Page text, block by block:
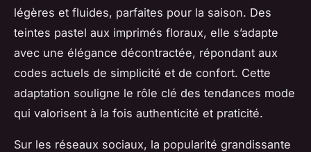
légères et fluides, parfaites pour la saison. Des
teintes pastel aux imprimés floraux, elle s’adapte
avec une élégance décontractée, répondant aux
codes actuels de simplicité et de confort. Cette
adaptation souligne le rôle clé des tendances mode
qui valorisent à la fois authenticité et praticité.
Sur les réseaux sociaux, la popularité grandissante